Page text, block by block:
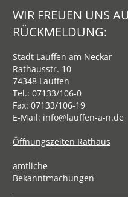
WIR FREUEN UNS
RÜCKMELDUNG:
Stadt Lauffen am Neckar
Rathausstr. 10
74348 Lauffen
Tel.: 07133/106-0
Fax: 07133/106-19
E-Mail: info@lauffen-a-n.de
Öffnungszeiten Rathaus
amtliche
Bekanntmachungen